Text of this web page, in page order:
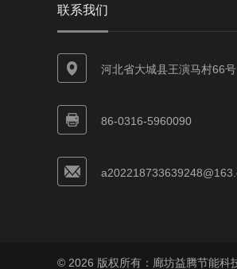
联系我们
河北省大城县王演马村66号
86-0316-5960090
© 2026 版权所有：廊坊益腾节能科